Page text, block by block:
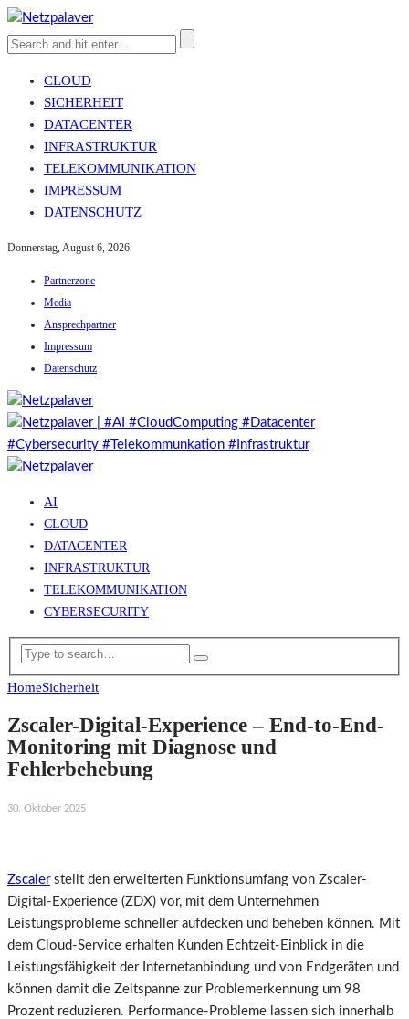
CLOUD
SICHERHEIT
DATACENTER
INFRASTRUKTUR
TELEKOMMUNIKATION
IMPRESSUM
DATENSCHUTZ
Donnerstag, August 6, 2026
Partnerzone
Media
Ansprechpartner
Impressum
Datenschutz
AI
CLOUD
DATACENTER
INFRASTRUKTUR
TELEKOMMUNIKATION
CYBERSECURITY
HomeSicherheit
Zscaler-Digital-Experience – End-to-End-
Monitoring mit Diagnose und
Fehlerbehebung
30. Oktober 2025
Zscalerstellt den erweiterten Funktionsumfang von Zscaler-
Digital-Experience (ZDX) vor, mit dem Unternehmen
Leistungsprobleme schneller aufdecken und beheben können. Mit
dem Cloud-Service erhalten Kunden Echtzeit-Einblick in die
Leistungsfähigkeit der Internetanbindung und von Endgeräten und
können damit die Zeitspanne zur Problemerkennung um 98
Prozent reduzieren. Performance-Probleme lassen sich innerhalb